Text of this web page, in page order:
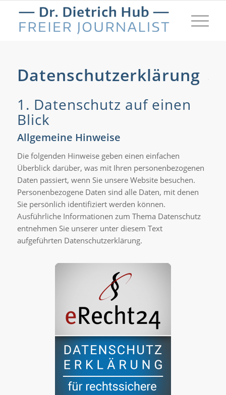
Datenschutzerklärung
1. Datenschutz auf einen
Blick
Allgemeine Hinweise
Die folgenden Hinweise geben einen einfachen
Überblick darüber, was mit Ihren personenbezogenen
Daten passiert, wenn Sie unsere Website besuchen.
Personenbezogene Daten sind alle Daten, mit denen
Sie persönlich identifiziert werden können.
Ausführliche Informationen zum Thema Datenschutz
entnehmen Sie unserer unter diesem Text
aufgeführten Datenschutzerklärung.